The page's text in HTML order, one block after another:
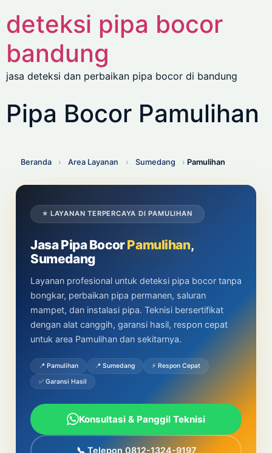
deteksi pipa bocor
bandung
jasa deteksi dan perbaikan pipa bocor di bandung
Pipa Bocor Pamulihan
Beranda › Area Layanan › Sumedang › Pamulihan
⭐ LAYANAN TERPERCAYA DI PAMULIHAN
Jasa Pipa BocorPamulihan,
Sumedang
Layanan profesional untuk deteksi pipa bocor tanpa
bongkar, perbaikan pipa permanen, saluran
mampet, dan instalasi pipa. Teknisi bersertifikat
dengan alat canggih, garansi hasil, respon cepat
untuk area Pamulihan dan sekitarnya.
📍 Pamulihan 📍 Sumedang
⚡ Respon Cepat
✅ Garansi Hasil
Konsultasi & Panggil Teknisi
📞 Telepon 0812-1324-9197